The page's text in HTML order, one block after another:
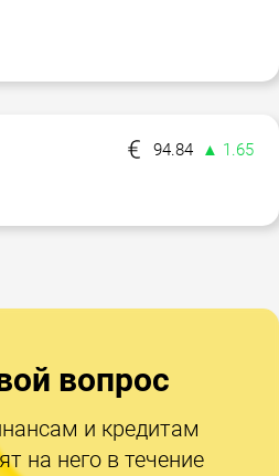
94.84
▲ 1.65
вопрос
и кредитам
на него в течение